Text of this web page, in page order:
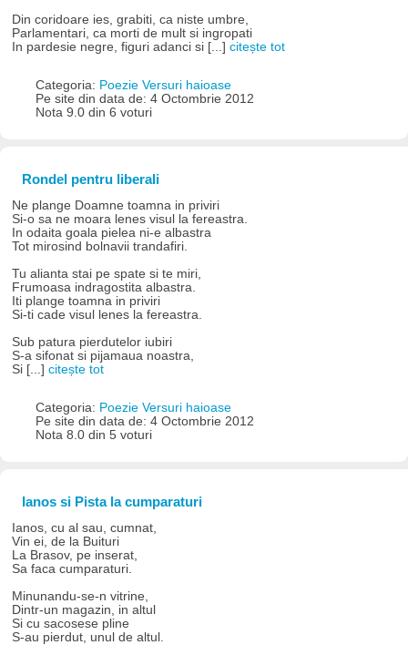
Din coridoare ies, grabiti, ca niste umbre,
Parlamentari, ca morti de mult si ingropati
In pardesie negre, figuri adanci si [...]citește tot
Categoria: Poezie Versuri haioase
Pe site din data de: 4 Octombrie 2012
Nota 9.0 din 6 voturi
Rondel pentru liberali
Ne plange Doamne toamna in priviri
Si-o sa ne moara lenes visul la fereastra.
In odaita goala pielea ni-e albastra
Tot mirosind bolnavii trandafiri.
Tu alianta stai pe spate si te miri,
Frumoasa indragostita albastra.
Iti plange toamna in priviri
Si-ti cade visul lenes la fereastra.
Sub patura pierdutelor iubiri
S-a sifonat si pijamaua noastra,
Si [...]citește tot
Categoria: Poezie Versuri haioase
Pe site din data de: 4 Octombrie 2012
Nota 8.0 din 5 voturi
Ianos si Pista la cumparaturi
Ianos, cu al sau, cumnat,
Vin ei, de la Buituri
La Brasov, pe inserat,
Sa faca cumparaturi.
Minunandu-se-n vitrine,
Dintr-un magazin, in altul
Si cu sacosese pline
S-au pierdut, unul de altul.